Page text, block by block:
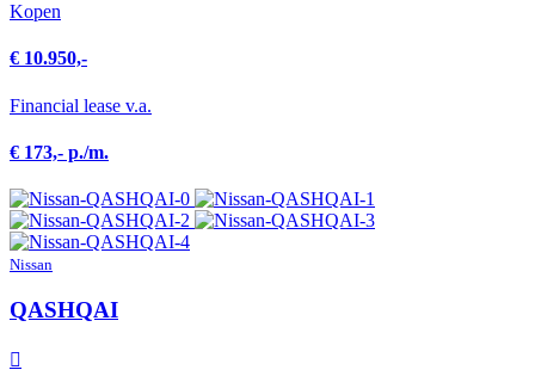
Kopen
€ 10.950,-
Financial lease v.a.
€ 173,- p./m.
Nissan
QASHQAI